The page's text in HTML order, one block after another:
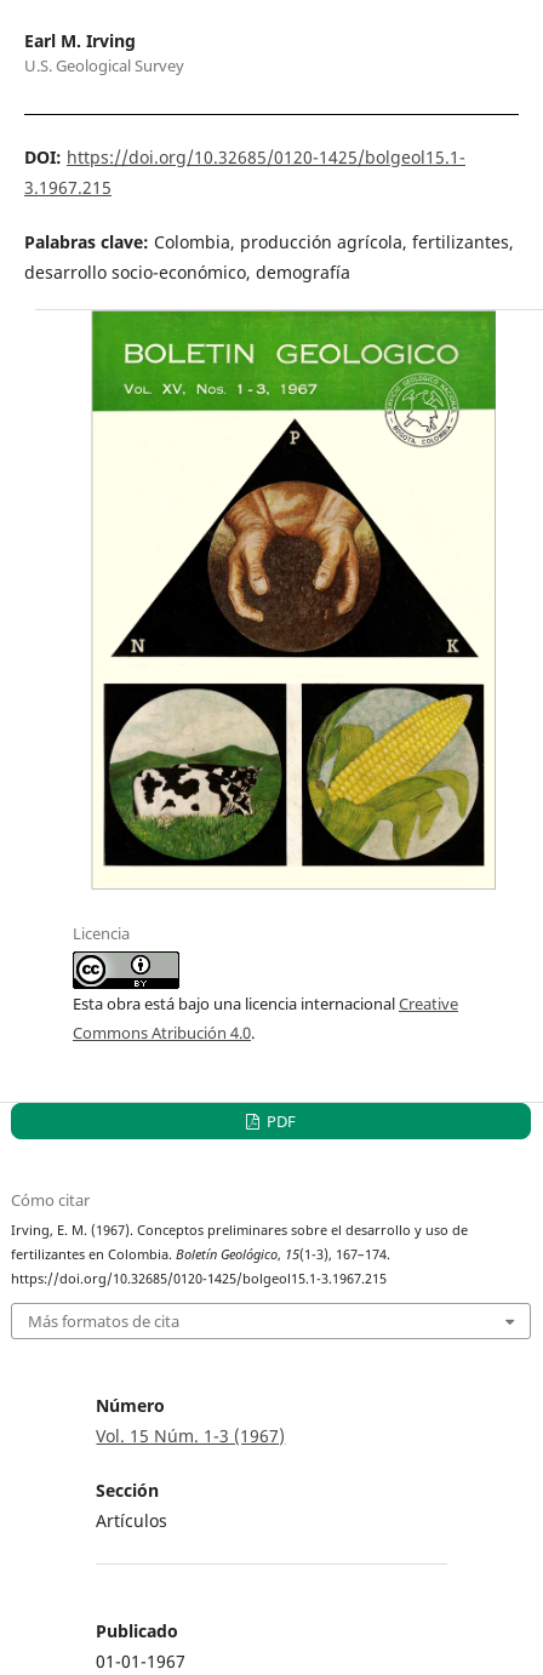
Earl M. Irving
U.S. Geological Survey
DOI: https://doi.org/10.32685/0120-1425/bolgeol15.1-
3.1967.215
Palabras clave: Colombia, producción agrícola, fertilizantes,
desarrollo socio-económico, demografía
Licencia
Esta obra está bajo una licencia internacionalCreative
Commons Atribución 4.0.
PDF
Cómo citar
Irving, E. M. (1967). Conceptos preliminares sobre el desarrollo y uso de
fertilizantes en Colombia.Boletín Geológico, 15(1-3), 167–174.
https://doi.org/10.32685/0120-1425/bolgeol15.1-3.1967.215
Más formatos de cita
Número
Vol. 15 Núm. 1-3 (1967)
Sección
Artículos
Publicado
01-01-1967